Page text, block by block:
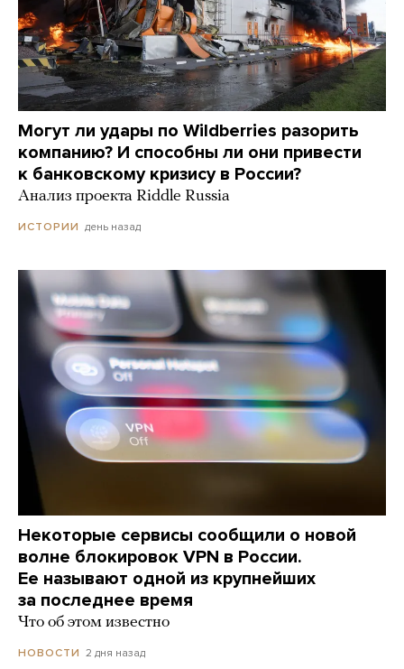
Могут ли удары по Wildberries разорить
компанию? И способны ли они привести
к банковскому кризису в России?
Анализ проекта Riddle Russia
ИСТОРИИ день назад
Некоторые сервисы сообщили о новой
волне блокировок VPN в России.
Ее называют одной из крупнейших
за последнее время
Что об этом известно
НОВОСТИ 2 дня назад